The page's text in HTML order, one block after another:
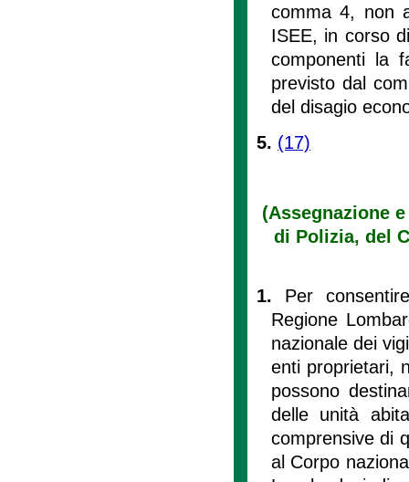
comma 4, non
ISEE, in corso
componenti la
previsto dal
del disagio
5. (17)
(Assegnazione
di Polizia, del
1. Per
Regione
nazionale dei
enti proprietari,
possono
delle unità
comprensive di
al Corpo